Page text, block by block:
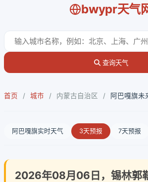
bwypr天气
查询天气
首页 / 城市 / 内蒙古自治区 / 阿巴嘎旗未
阿巴嘎旗实时天气 3天预报 7天预报
2026年08月06日，锡林郭